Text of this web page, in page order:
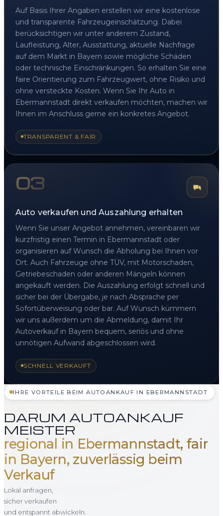
Auf Basis Ihrer Angaben erstellen wir eine kostenlose
und transparente Fahrzeugeinschätzung. Dabei
berücksichtigen wir unter anderem Zustand,
Laufleistung, Alter, Ausstattung, aktuelle Nachfrage
auf dem Markt in Bayern sowie mögliche Schäden
oder technische Einschränkungen. So erhalten Sie eine
faire Orientierung zum Fahrzeugwert, ohne Risiko und
ohne versteckte Kosten. Wenn Sie Ihr Auto in
Ebermannstadt direkt verkaufen möchten, machen wir
Ihnen im Anschluss gerne ein konkretes Angebot.
TRANSPARENT & FAIR
03
Auto verkaufen und Auszahlung erhalten
Wenn Sie unser Angebot annehmen, vereinbaren wir
kurzfristig einen Termin in Ebermannstadt oder
organisieren auf Wunsch die Abholung bei Ihnen vor
Ort. Auch Fahrzeuge ohne TÜV, mit Motorschaden,
Getriebeschaden oder anderen Mängeln können
angekauft werden. Die Auszahlung erfolgt schnell und
sicher bei der Übergabe, je nach Absprache per
Sofortüberweisung oder bar. Auf Wunsch kümmern
wir uns außerdem um die Abmeldung, damit Ihr
Autoverkauf in Bayern bequem, seriös und ohne
unnötigen Aufwand abgeschlossen wird.
SCHNELL VERKAUFT
IHRE VORTEILE BEIM AUTOANKAUF IN EBERMANNSTADT
DARUM AUTOANKAUF
MEISTER
regional in Ebermannstadt, fair
in Bayern, zuverlässig beim
Verkauf
Lokal anfragen,
sicher verkaufen
und entspannt abwickeln.